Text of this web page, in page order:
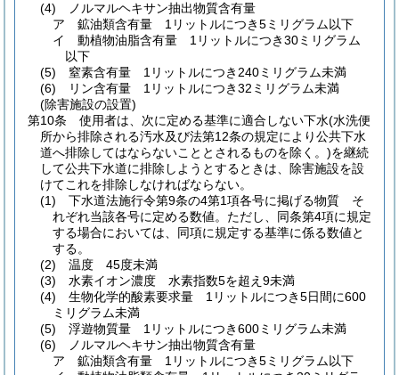
(4)
ノルマルヘキサン抽出物質含有量
ア
鉱油類含有量 1リットルにつき5ミリグラム以下
イ
動植物油脂含有量 1リットルにつき30ミリグラム
以下
(5)
窒素含有量 1リットルにつき240ミリグラム未満
(6)
リン含有量 1リットルにつき32ミリグラム未満
(除害施設の設置)
第10条
使用者は、次に定める基準に適合しない下水(水洗便
所から排除される汚水及び法第12条の規定により公共下水
道へ排除してはならないこととされるものを除く。)を継続
して公共下水道に排除しようとするときは、除害施設を設
けてこれを排除しなければならない。
(1)
下水道法施行令第9条の4第1項各号に掲げる物質 そ
れぞれ当該各号に定める数値。 ただし、同条第4項に規定
する場合においては、同項に規定する基準に係る数値と
する。
(2)
温度 45度未満
(3)
水素イオン濃度 水素指数5を超え9未満
(4)
生物化学的酸素要求量 1リットルにつき5日間に600
ミリグラム未満
(5)
浮遊物質量 1リットルにつき600ミリグラム未満
(6)
ノルマルヘキサン抽出物質含有量
ア
鉱油類含有量 1リットルにつき5ミリグラム以下